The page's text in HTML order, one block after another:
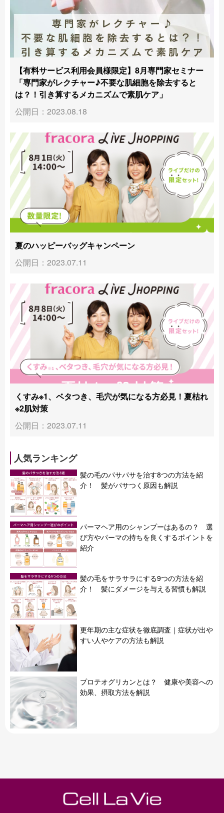
【有料サービス利用会員様限定】8月専門家セミナー
「専門家がレクチャー♪不要な肌細胞を除去すると
は？！引き算するメカニズムで素肌ケア」
公開日：2023.08.18
夏のハッピーバッグキャンペーン
公開日：2023.07.11
くすみ※1、ベタつき、毛穴が気になる方必見！夏枯れ
※2肌対策
公開日：2023.07.11
人気ランキング
髪の毛のパサパサを治す8つの方法を紹
介！ 髪がパサつく原因も解説
パーマヘア用のシャンプーはあるの？ 選
び方やパーマの持ちを良くするポイントを
紹介
髪の毛をサラサラにする9つの方法を紹
介！ 髪にダメージを与える習慣も解説
更年期の主な症状を徹底調査｜症状が出や
すい人やケアの方法も解説
プロテオグリカンとは？ 健康や美容への
効果、摂取方法を解説